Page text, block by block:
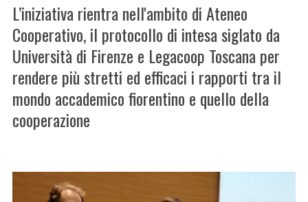
L’iniziativa rientra nell'ambito di Ateneo
Cooperativo, il protocollo di intesa siglato da
Università di Firenze e Legacoop Toscana per
rendere più stretti ed efficaci i rapporti tra il
mondo accademico fiorentino e quello della
cooperazione